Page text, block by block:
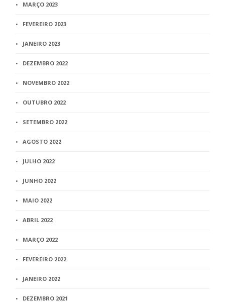
MARÇO 2023
FEVEREIRO 2023
JANEIRO 2023
DEZEMBRO 2022
NOVEMBRO 2022
OUTUBRO 2022
SETEMBRO 2022
AGOSTO 2022
JULHO 2022
JUNHO 2022
MAIO 2022
ABRIL 2022
MARÇO 2022
FEVEREIRO 2022
JANEIRO 2022
DEZEMBRO 2021